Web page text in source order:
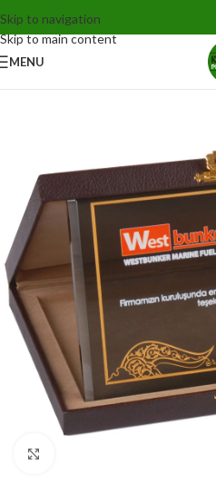
Skip to navigation
Skip to main content
MENU